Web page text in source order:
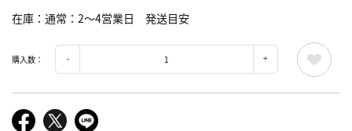
在庫 通常：2～4営業日 発送目安
購入数：